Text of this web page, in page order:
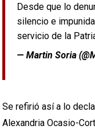
Desde que lo
silencio e
servicio de la
— Martin Soria
Se refirió así a lo
Alexandria Ocasio-